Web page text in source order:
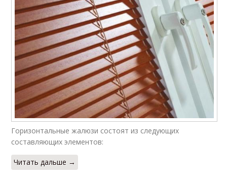
Горизонтальные жалюзи состоят из следующих
составляющих элементов:
Читать дальше →